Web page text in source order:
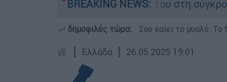
BREAKING NEWS:
που έχασε τη ζωή του στη σύγκρουση
δημοφιλές τώρα: Σου καίει το μυαλό:
┋ Ελλάδα ┋ 26.05.2025 19:01